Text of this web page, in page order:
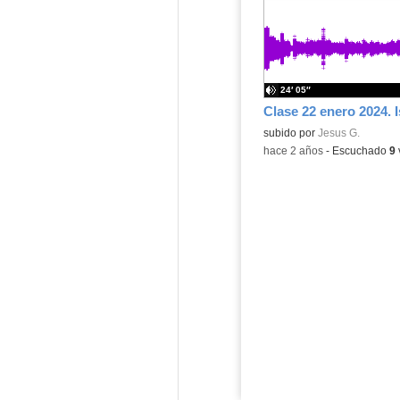
Contenido educativo.
subido por Jesus G.
24′ 05″
-hace 2 años- Escuchado 9